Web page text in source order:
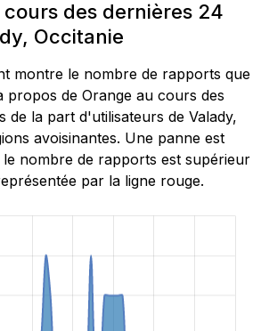
cours des dernières 24
Occitanie
montre le nombre de rapports que
propos de Orange au cours des
de la part d'utilisateurs de Valady,
avoisinantes. Une panne est
nombre de rapports est supérieur
par la ligne rouge.